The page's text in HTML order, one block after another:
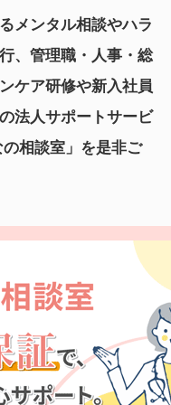
メンタル相談やハラ
、管理職・人事・総
ケア研修や新入社員
法人サポートサービ
相談室」を是非ご